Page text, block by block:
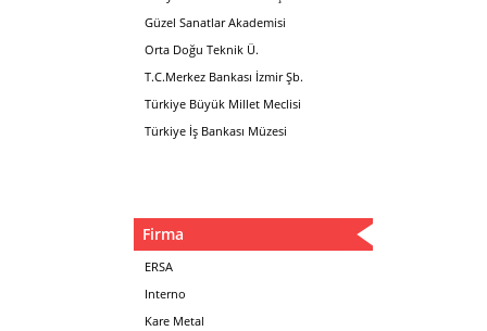
Güzel Sanatlar Akademisi
Orta Doğu Teknik Ü.
T.C.Merkez Bankası İzmir Şb.
Türkiye Büyük Millet Meclisi
Türkiye İş Bankası Müzesi
Firma
ERSA
Interno
Kare Metal